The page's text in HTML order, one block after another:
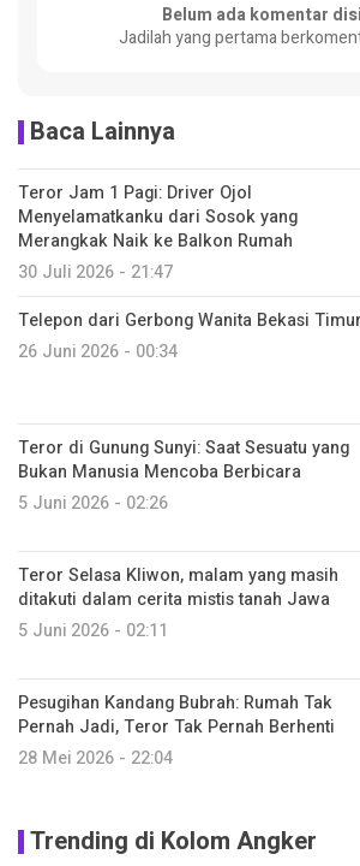
Belum ada komentar
Jadilah yang pertama
Baca Lainnya
Teror Jam 1 Pagi: Driver Ojol
Menyelamatkanku dari Sosok yang
Merangkak Naik ke Balkon Rumah
30 Juli 2026 - 21:47
Telepon dari Gerbong Wanita Bekasi Timur
26 Juni 2026 - 00:34
Teror di Gunung Sunyi: Saat Sesuatu yang
Bukan Manusia Mencoba Berbicara
5 Juni 2026 - 02:26
Teror Selasa Kliwon, malam yang masih
ditakuti dalam cerita mistis tanah Jawa
5 Juni 2026 - 02:11
Pesugihan Kandang Bubrah: Rumah Tak
Pernah Jadi, Teror Tak Pernah Berhenti
28 Mei 2026 - 22:04
Trending di Kolom Angker